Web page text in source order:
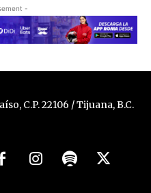
-
C.P. 22106 / Tijuana, B.C.